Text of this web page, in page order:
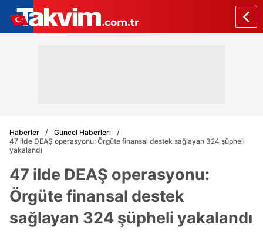
Haberler
Güncel Haberleri
47 ilde DEAŞ operasyonu: Örgüte finansal destek sağlayan 324 şüpheli
yakalandı
47 ilde DEAŞ operasyonu:
Örgüte finansal destek
sağlayan 324 şüpheli yakalandı